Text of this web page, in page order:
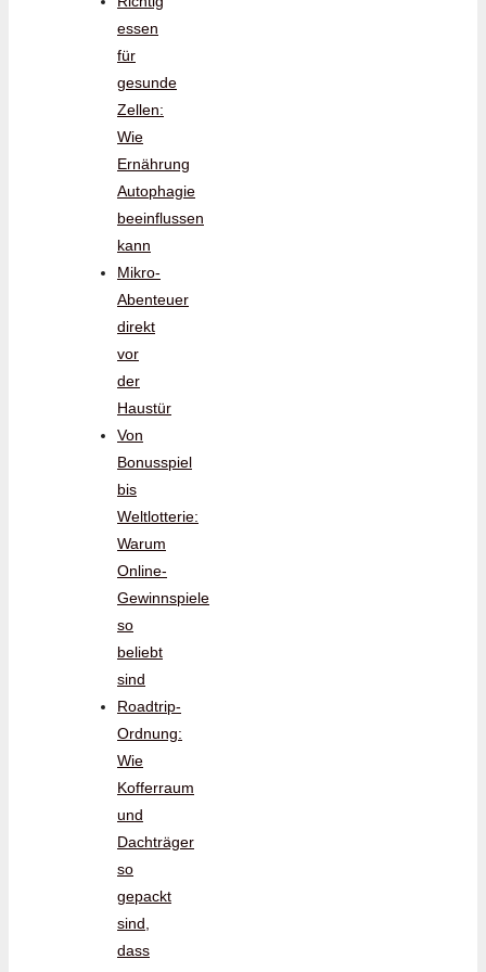
essen
für
gesunde
Zellen:
Wie
Ernährung
Autophagie
beeinflussen
kann
Mikro-
Abenteuer
direkt
vor
der
Haustür
Von
Bonusspiel
bis
Weltlotterie:
Warum
Online-
Gewinnspiele
so
beliebt
sind
Roadtrip-
Ordnung:
Wie
Kofferraum
und
Dachträger
so
gepackt
sind,
dass